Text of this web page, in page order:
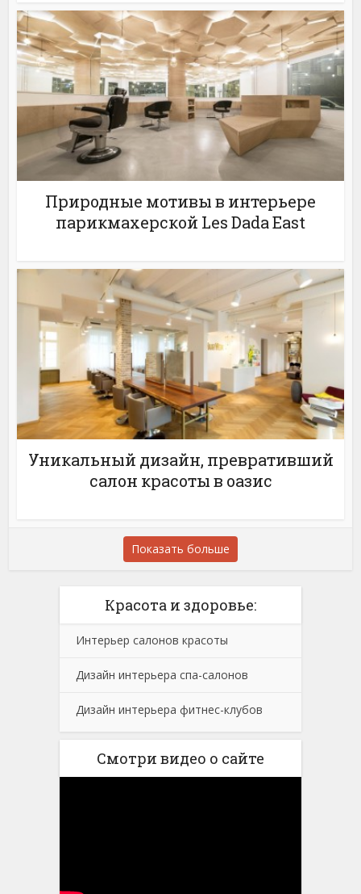
Природные мотивы в интерьере
парикмахерской Les Dada East
Уникальный дизайн, превративший
салон красоты в оазис
Показать больше
Красота и здоровье:
Интерьер салонов красоты
Дизайн интерьера спа-салонов
Дизайн интерьера фитнес-клубов
Смотри видео о сайте